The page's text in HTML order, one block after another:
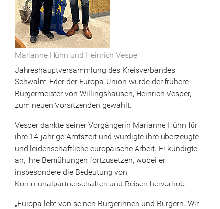
Marianne Hühn und Heinrich Vesper
Jahreshauptversammlung des Kreisverbandes
Schwalm-Eder der Europa-Union wurde der frühere
Bürgermeister von Willingshausen, Heinrich Vesper,
zum neuen Vorsitzenden gewählt.
Vesper dankte seiner Vorgängerin Marianne Hühn für
ihre 14-jährige Amtszeit und würdigte ihre überzeugte
und leidenschaftliche europäische Arbeit. Er kündigte
an, ihre Bemühungen fortzusetzen, wobei er
insbesondere die Bedeutung von
Kommunalpartnerschaften und Reisen hervorhob.
„Europa lebt von seinen Bürgerinnen und Bürgern. Wir